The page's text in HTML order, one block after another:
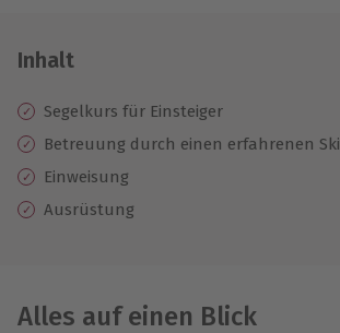
3 Jahre gültig & verlängerbar.
Inhalt
Segelkurs für Einsteiger
Betreuung durch einen erfahrenen
Einweisung
Ausrüstung
Alles auf einen Blick